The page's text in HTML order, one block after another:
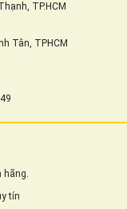
TP.HCM
Tân, TPHCM
hãng.
tín